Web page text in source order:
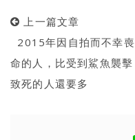
上一篇文章
2015年因自拍而不幸喪
命的人，比受到鯊魚襲擊
致死的人還要多